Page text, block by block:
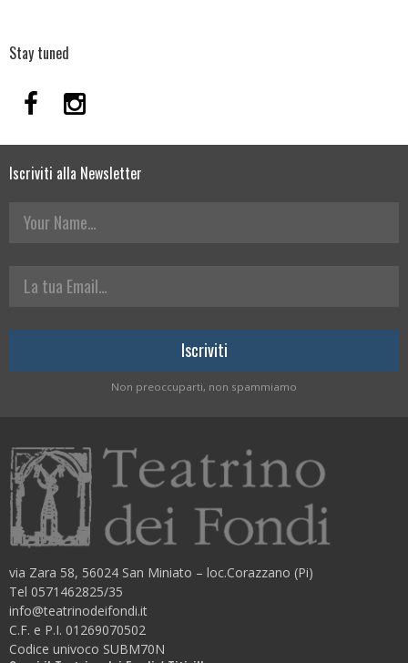
Stay tuned
Iscriviti alla Newsletter
Your Name
La tua Email
Non preoccuparti, non spammiamo
via Zara 58, 56024 San Miniato – loc.Corazzano (Pi)
Tel 0571462825/35
info@teatrinodeifondi.it
C.F. e P.I. 01269070502
Codice univoco SUBM70N